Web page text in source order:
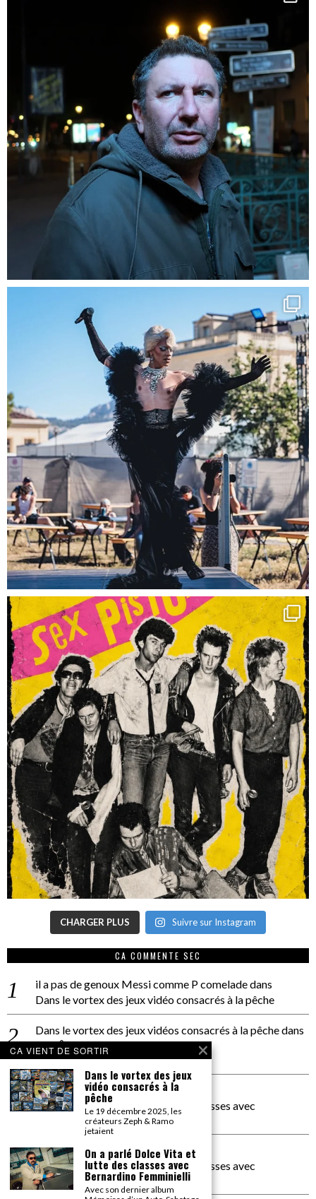
CHARGER PLUS Suivre sur Instagram
CA COMMENTE SEC
il a pas de genoux Messi comme P comeladedans
Dans le vortex des jeux vidéo consacrés à la pêche
Dans le vortex des jeux vidéos consacrés à la pêchedans
PACÔME THIELLEMENT
La séance d’Hip Gnose
La Patrie
dans
On a parlé Dolce Vita et lutte des classes avec
Bernardino Femminielli
carte noire negra à l'o tiededans
On a parlé Dolce Vita et lutte des classes avec
Bernardino Femminielli
CA VIENT DE SORTIR
Dans le vortex des jeux
vidéo consacrés à la
pêche
Le 19 décembre 2025, les
créateurs Zeph & Ramo
jetaient
On a parlé Dolce Vita et
lutte des classes avec
Bernardino Femminielli
Avec son dernier album